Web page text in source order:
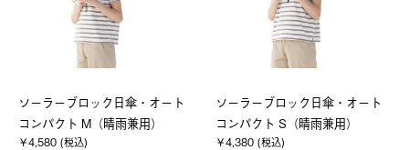
ソーラーブロック日傘・オート
コンパクト M（晴雨兼用）
￥4,580 (税込)
ソーラーブロック日傘・オート
コンパクト S（晴雨兼用）
￥4,380 (税込)